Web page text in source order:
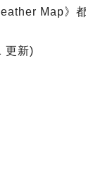
Map》
更新)